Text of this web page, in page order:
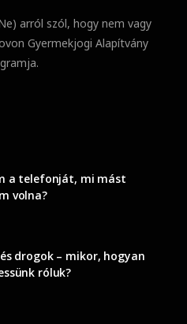
arról szól, hogy nem vagy
Gyermekjogi Alapítvány
a telefonját, mi mást
volna?
drogok – mikor, hogyan
róluk?